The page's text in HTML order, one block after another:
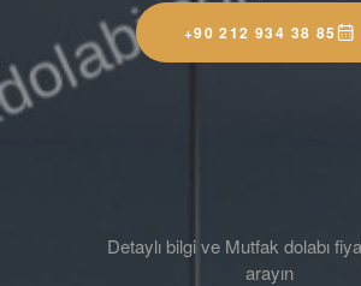
+90 212 934 38 85
Detaylı bilgi ve Mutfak dolabı
arayın